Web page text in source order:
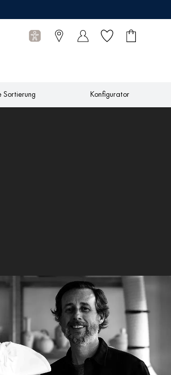
Wunschliste
Warenkorb
0
Sortierung Konfigurator